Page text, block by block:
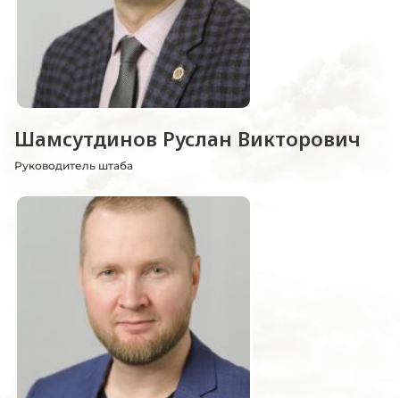
Шамсутдинов Руслан Викторович
Руководитель штаба